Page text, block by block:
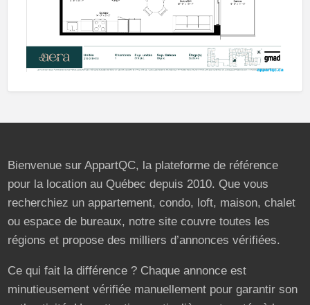
Bienvenue sur AppartQC, la plateforme de référence
pour la location au Québec depuis 2010. Que vous
recherchiez un appartement, condo, loft, maison, chalet
ou espace de bureaux, notre site couvre toutes les
régions et propose des milliers d’annonces vérifiées.
Ce qui fait la différence ? Chaque annonce est
minutieusement vérifiée manuellement pour garantir son